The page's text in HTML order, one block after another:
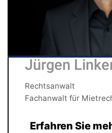
Jürgen
Rechtsanwalt
Fachanwalt für
Erfahren Sie